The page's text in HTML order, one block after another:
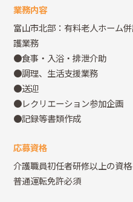
業務内容
富山市北部：有料老人ホーム
護業務
●食事・入浴・排泄介助
●調理、生活支援業務
●送迎
●レクリエーション参加企画
●記録等書類作成
応募資格
介護職員初任者研修以上の資
普通運転免許必須